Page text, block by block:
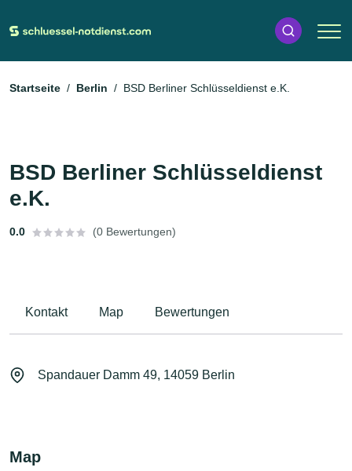
Startseite Berlin BSD Berliner Schlüsseldienst e.K.
BSD Berliner Schlüsseldienst
e.K.
0.0 (0 Bewertungen)
Kontakt Map Bewertungen
Spandauer Damm 49, 14059 Berlin
Map